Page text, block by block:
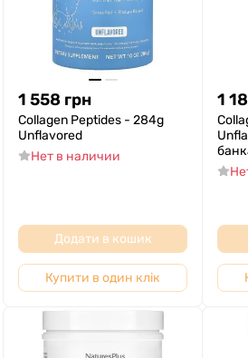
1 558 грн
Collagen Peptides - 284g
Unflavored
Нет в наличии
Додати в кошик
Купити в один клік
1